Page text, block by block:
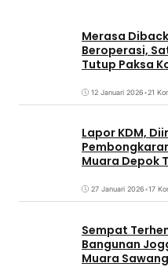
Merasa
Beroperasi,
Tutup Paksa
12 Januari 2026•21
Lapor KDM,
Muara Depok
27 Januari 2026•17
Sempat
Bangunan
Muara